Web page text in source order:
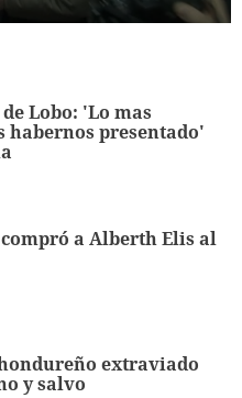
Lobo: 'Lo mas
habernos presentado'
a Alberth Elis al
extraviado
y salvo